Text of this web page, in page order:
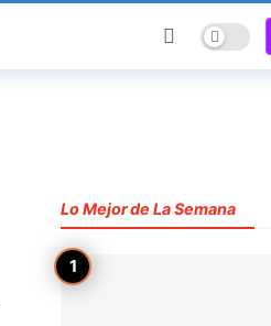
Dark mode
Lo Mejor de La Semana